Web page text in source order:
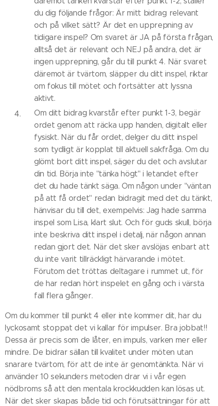
du dig följande frågor: Är mitt bidrag relevant
och på vilket sätt? Är det en upprepning av
tidigare inspel? Om svaret är JA på första frågan,
alltså det är relevant och NEJ på andra, det är
ingen upprepning, går du till punkt 4. När svaret
däremot är tvärtom, släpper du ditt inspel, riktar
om fokus till mötet och fortsätter att lyssna
aktivt.
Om ditt bidrag kvarstår efter punkt 1-3, begär
ordet genom att räcka upp handen, digitalt eller
fysiskt. När du får ordet, delger du ditt inspel
som tydligt är kopplat till aktuell sakfråga. Om du
glömt bort ditt inspel, säger du det och avslutar
din tid. Börja inte "tänka högt" i letandet efter
det du hade tänkt säga. Om någon under "väntan
på att få ordet" redan bidragit med det du tänkt,
hänvisar du till det, exempelvis: Jag hade samma
inspel som Lisa, klart slut. Och för guds skull, börja
inte beskriva ditt inspel i detalj, när någon annan
redan gjort det. När det sker avslöjas enbart att
du inte varit tillräckligt härvarande i mötet.
Förutom det tröttas deltagare i rummet ut, för
de har redan hört inspelet en gång och i värsta
fall flera gånger.
Om du kommer till punkt 4 eller inte kommer dit, har du
lyckosamt stoppat det vi kallar för impulser. Bra jobbat!!
Dessa är precis som de låter, en impuls, varken mer eller
mindre. De bidrar sällan till kvalitet under möten utan
snarare tvärtom, för att de inte är genomtänkta. När vi
använder 10 sekunders metoden drar vi i vår egen
nödbroms så att den mentala krockkudden kan lösas ut.
När det sker skapas både tid och förutsättningar för att